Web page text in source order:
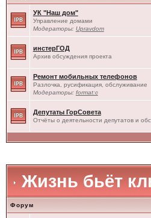
УК "Наш дом"
Управление домами
Модераторы: Upravdom
инстерГОД
Архив обсуждения проекта
Ремонт мобильных телефонов
Разлочка, русификация, обслуживание
Модераторы: format:c
Депутаты ГорСовета
Отчёты о деятельности депутатов и
Жизнь бьёт
Форум